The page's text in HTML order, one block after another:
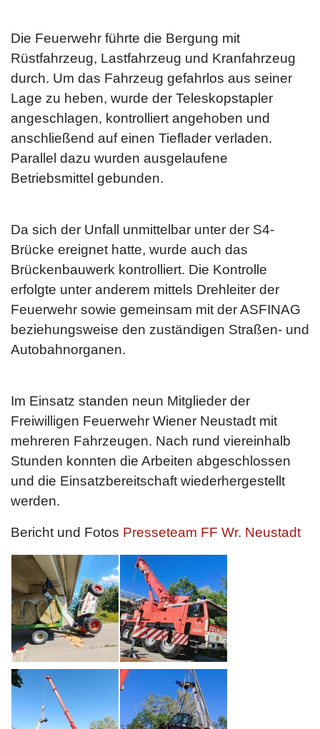
Die Feuerwehr führte die Bergung mit
Rüstfahrzeug, Lastfahrzeug und Kranfahrzeug
durch. Um das Fahrzeug gefahrlos aus seiner
Lage zu heben, wurde der Teleskopstapler
angeschlagen, kontrolliert angehoben und
anschließend auf einen Tieflader verladen.
Parallel dazu wurden ausgelaufene
Betriebsmittel gebunden.
Da sich der Unfall unmittelbar unter der S4-
Brücke ereignet hatte, wurde auch das
Brückenbauwerk kontrolliert. Die Kontrolle
erfolgte unter anderem mittels Drehleiter der
Feuerwehr sowie gemeinsam mit der ASFINAG
beziehungsweise den zuständigen Straßen- und
Autobahnorganen.
Im Einsatz standen neun Mitglieder der
Freiwilligen Feuerwehr Wiener Neustadt mit
mehreren Fahrzeugen. Nach rund viereinhalb
Stunden konnten die Arbeiten abgeschlossen
und die Einsatzbereitschaft wiederhergestellt
werden.
Bericht und Fotos Presseteam FF Wr. Neustadt